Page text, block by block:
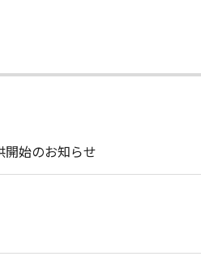
開始のお知らせ